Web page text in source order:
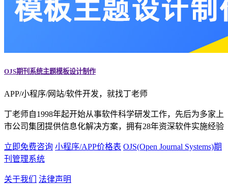
OJS期刊系统主题模板设计制作
APP/小程序/网站/软件开发，就找丁老师
丁老师自1998年起开始从事软件科学研发工作，先后为多家上
市公司集团提供信息化解决方案，拥有28年资深软件实施经验
立即免费咨询 小程序/APP价格表 OJS(Open Journal Systems)期
刊管理系统
关于我们 法律声明